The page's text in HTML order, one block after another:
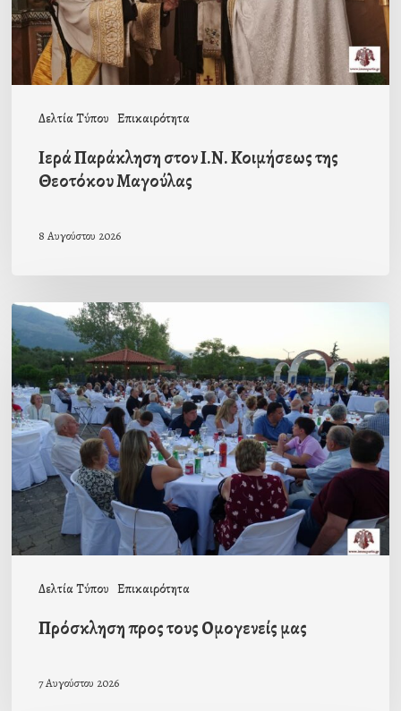
Δελτία Τύπου Επικαιρότητα
Θεοτόκου
Μαγούλας
Ιερά Παράκληση στον Ι.Ν. Κοιμήσεως της
Θεοτόκου Μαγούλας
8 Αυγούστου 2026
Δελτία Τύπου Επικαιρότητα
Πρόσκληση
προς
τους
Ομογενείς
μας
Πρόσκληση προς τους Ομογενείς μας
7 Αυγούστου 2026